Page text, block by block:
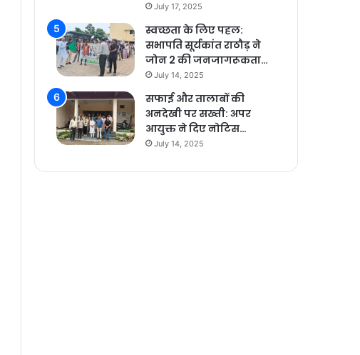
July 17, 2025
स्वच्छता के लिए पहल:
सभापति सूर्यकांत राठौड़ ने
जोन 2 की जनजागरूकता…
July 14, 2025
सफाई और तालाबों की
अनदेखी पर सख्ती: अपर
आयुक्त ने दिए नोटिस…
July 14, 2025